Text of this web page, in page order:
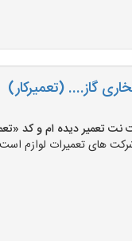
گاز.... (تعمیرکار)
ام و کد «تعمیرکار-10730» را
های تعمیرات لوازم است